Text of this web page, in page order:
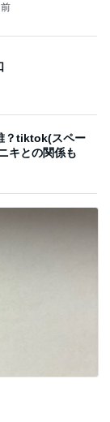
？tiktok(スペー
キとの関係も